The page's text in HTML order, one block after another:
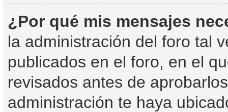
¿Por qué mis mensajes
la administración del foro tal
publicados en el foro, en el
revisados antes de
administración te haya